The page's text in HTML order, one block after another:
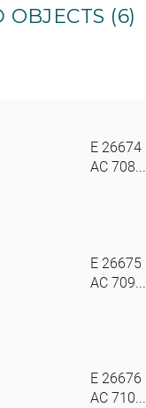
OBJECTS (6)
E 26674
AC 708...
E 26675
AC 709...
E 26676
AC 710...